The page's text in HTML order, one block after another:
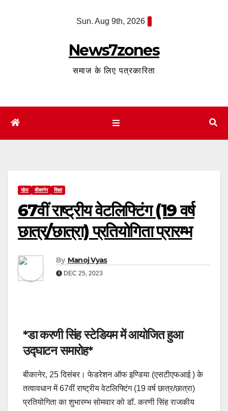
Sun. Aug 9th, 2026
News7zones
समाज के लिए पत्रकारिता
खेल बीकानेर शिक्षा
67वीं राष्ट्रीय वेटलिफ्टिंग (19 वर्ष
छात्र/छात्रा) प्रतियोगिता प्रारम्भ
By Manoj Vyas
DEC 25, 2023
*डा करणी सिंह स्टेडियम में आयोजित हुआ
उद्घाटन समारोह*
बीकानेर, 25 दिसंबर। फेडरेशन ऑफ इण्डिया (एसटीएफआई ) के
तत्वावधान में 67वीं राष्ट्रीय वेटलिफ्टिंग (19 वर्ष छात्र/छात्रा)
प्रतियोगिता का शुभारम्भ सोमवार को डॉ. करणी सिंह राजकीय